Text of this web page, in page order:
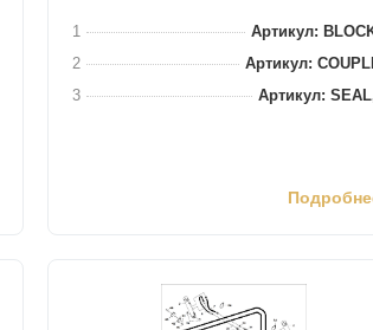
1
Артикул:
2
Артикул:
3
Артикул: